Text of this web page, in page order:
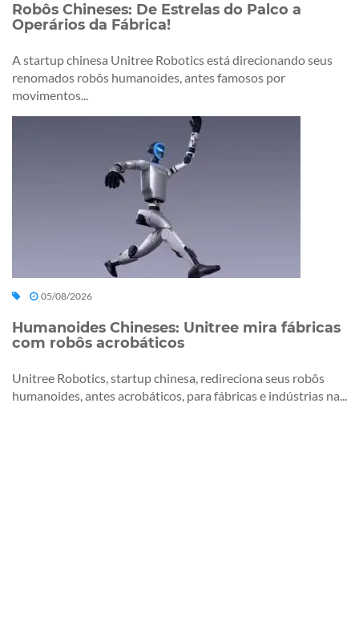
Robôs Chineses: De Estrelas do Palco a
Operários da Fábrica!
A startup chinesa Unitree Robotics está direcionando seus
renomados robôs humanoides, antes famosos por
movimentos...
05/08/2026
Humanoides Chineses: Unitree mira fábricas
com robôs acrobáticos
Unitree Robotics, startup chinesa, redireciona seus robôs
humanoides, antes acrobáticos, para fábricas e indústrias na...